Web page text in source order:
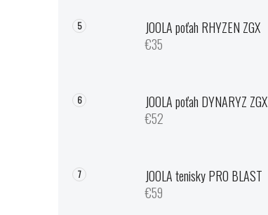
JOOLA poťah RHYZEN ZGX
€35
JOOLA poťah DYNARYZ ZGX
€52
JOOLA tenisky PRO BLAST
€59